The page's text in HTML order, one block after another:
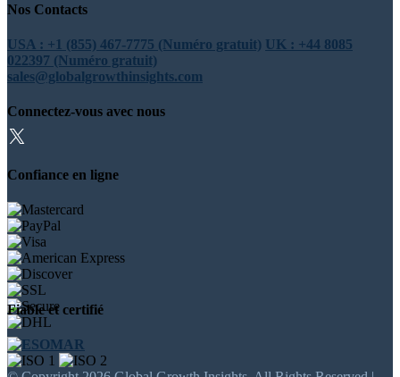
Nos Contacts
USA : +1 (855) 467-7775 (Numéro gratuit) UK : +44 8085
022397 (Numéro gratuit)
sales@globalgrowthinsights.com
Connectez-vous avec nous
Confiance en ligne
Fiable et certifié